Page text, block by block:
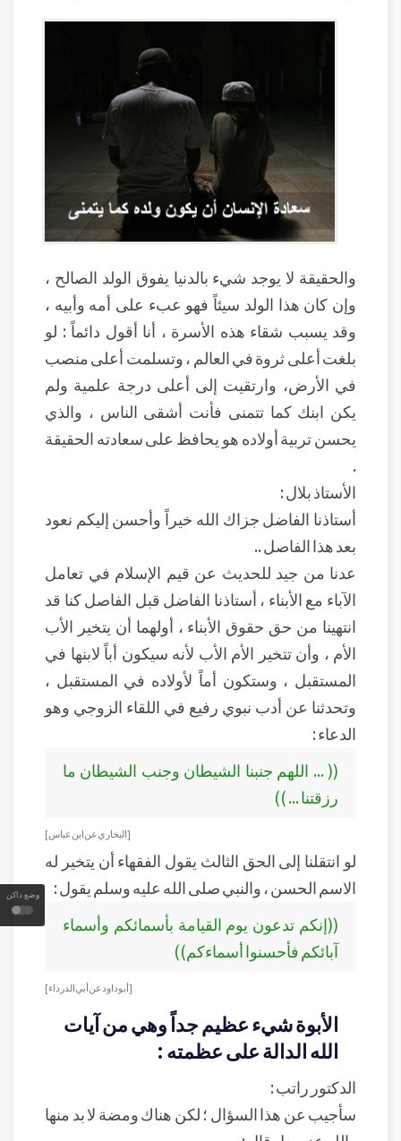
وضع داكن
والحقيقة لا يوجد شيء بالدنيا يفوق الولد الصالح ،
وإن كان هذا الولد سيئاً فهو عبء على أمه وأبيه ،
وقد يسبب شقاء هذه الأسرة ، أنا أقول دائماً : لو
بلغت أعلى ثروة في العالم ، وتسلمت أعلى منصب
في الأرض، وارتقيت إلى أعلى درجة علمية ولم
يكن ابنك كما تتمنى فأنت أشقى الناس ، والذي
يحسن تربية أولاده هو يحافظ على سعادته الحقيقة
.
الأستاذ بلال :
أستاذنا الفاضل جزاك الله خيراً وأحسن إليكم نعود
بعد هذا الفاصل ..
عدنا من جيد للحديث عن قيم الإسلام في تعامل
الآباء مع الأبناء ، أستاذنا الفاضل قبل الفاصل كنا قد
انتهينا من حق حقوق الأبناء ، أولهما أن يتخير الأب
الأم ، وأن تتخير الأم الأب لأنه سيكون أباً لابنها في
المستقبل ، وستكون أماً لأولاده في المستقبل ،
وتحدثنا عن أدب نبوي رفيع في اللقاء الزوجي وهو
الدعاء :
(( ... اللهم جنبنا الشيطان وجنب الشيطان ما
رزقتنا ... ))
[ البخاري عن ابن عباس ]
لو انتقلنا إلى الحق الثالث يقول الفقهاء أن يتخير له
الاسم الحسن ، والنبي صلى الله عليه وسلم يقول :
((إنكم تدعون يوم القيامة بأسمائكم وأسماء
آبائكم فأحسنوا أسماءكم))
[ أبو داود عن أبي الدرداء ]
الأبوة شيء عظيم جداً وهي من آيات
الله الدالة على عظمته :
الدكتور راتب :
سأجيب عن هذا السؤال ؛ لكن هناك ومضة لا بد منها